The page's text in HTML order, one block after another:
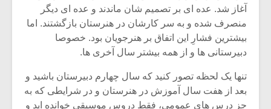
آغاز شد. عده ای بر تصمیم شان ماندند و عده ای دیگر
منصرف شده و به سر کارشان در هنرستان بازگشتند. اما
بیشترین فشارِ این اتفاق بر هنرجویان بود. خصوصا
دبیرستانی ها و از همه بیشتر سال آخری ها.
تنها یک لحظه تصور کنید که سال چهارم دبیرستان باشید و
بعد از هفت سال آموزش در هنرستان و در شرایطی که به
جز درس های عمومی، فقط دروس موسیقی خوانده اید و